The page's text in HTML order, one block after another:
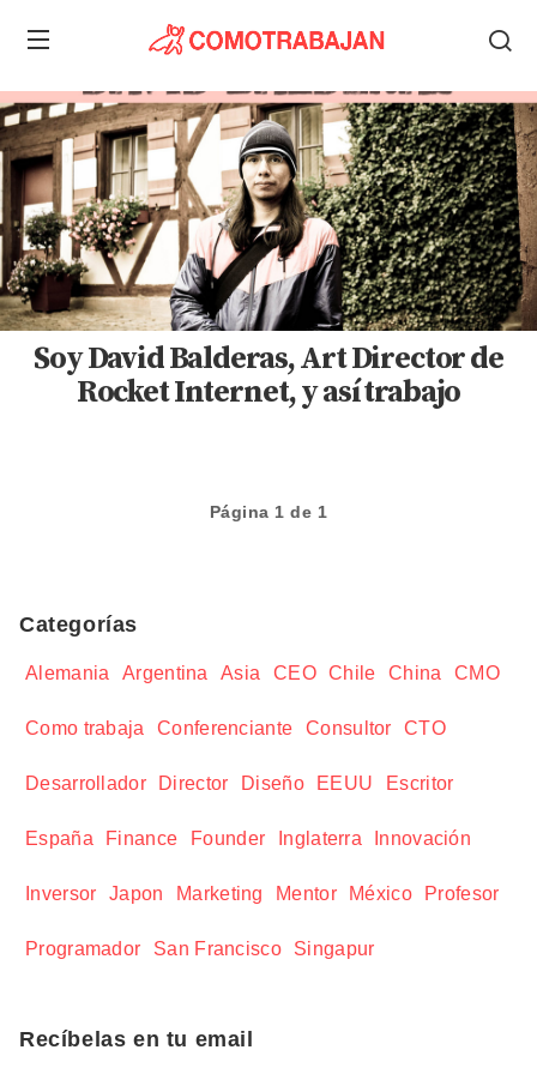
Soy David Balderas, Art Director de
Rocket Internet, y así trabajo
Página 1 de 1
Categorías
Alemania Argentina Asia CEO Chile China CMO
Como trabaja Conferenciante Consultor CTO
Desarrollador Director Diseño EEUU Escritor
España Finance Founder Inglaterra Innovación
Inversor Japon Marketing Mentor México Profesor
Programador San Francisco Singapur
Recíbelas en tu email